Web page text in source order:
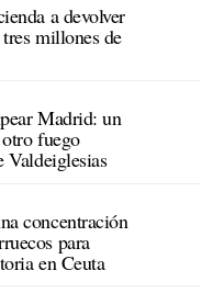
a devolver
millones de
Madrid: un
fuego
Valdeiglesias
concentración
para
en Ceuta